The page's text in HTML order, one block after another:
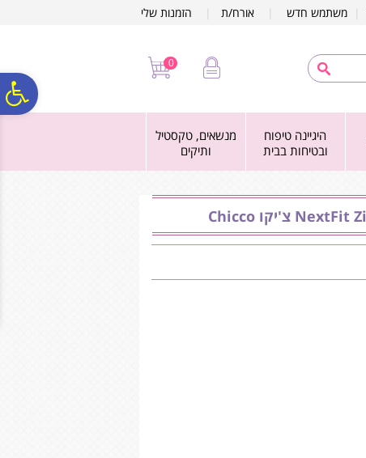
משתמש חדש אורח/ת הזמנות שלי
0
היגיינה טיפוח
ובטיחות בבית
מנשאים, טקסטיל
ותיקים